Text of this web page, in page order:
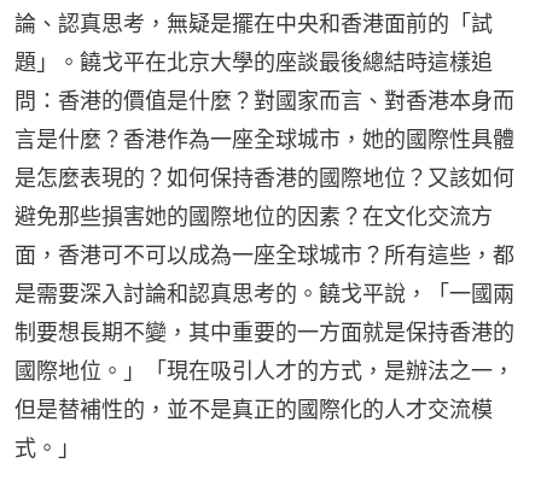
論、認真思考，無疑是擺在中央和香港面前的「試
題」。饒戈平在北京大學的座談最後總結時這樣追
問：香港的價值是什麼？對國家而言、對香港本身而
言是什麼？香港作為一座全球城市，她的國際性具體
是怎麼表現的？如何保持香港的國際地位？又該如何
避免那些損害她的國際地位的因素？在文化交流方
面，香港可不可以成為一座全球城市？所有這些，都
是需要深入討論和認真思考的。饒戈平說，「一國兩
制要想長期不變，其中重要的一方面就是保持香港的
國際地位。」「現在吸引人才的方式，是辦法之一，
但是替補性的，並不是真正的國際化的人才交流模
式。」